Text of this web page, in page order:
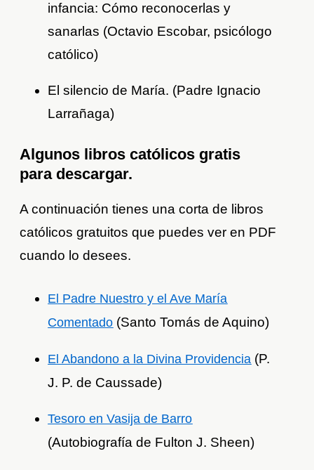
infancia: Cómo reconocerlas y
sanarlas (Octavio Escobar, psicólogo
católico)
El silencio de María. (Padre Ignacio
Larrañaga)
Algunos libros católicos gratis
para descargar.
A continuación tienes una corta de libros
católicos gratuitos que puedes ver en PDF
cuando lo desees.
El Padre Nuestro y el Ave María
Comentado (Santo Tomás de Aquino)
El Abandono a la Divina Providencia (P.
J. P. de Caussade)
Tesoro en Vasija de Barro
(Autobiografía de Fulton J. Sheen)